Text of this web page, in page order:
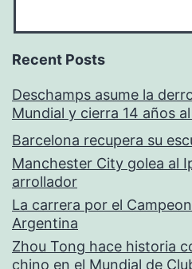
Recent Posts
Deschamps asume la
Mundial y cierra 14 años
Barcelona recupera su
Manchester City golea al
arrollador
La carrera por el
Argentina
Zhou Tong hace historia
chino en el Mundial de